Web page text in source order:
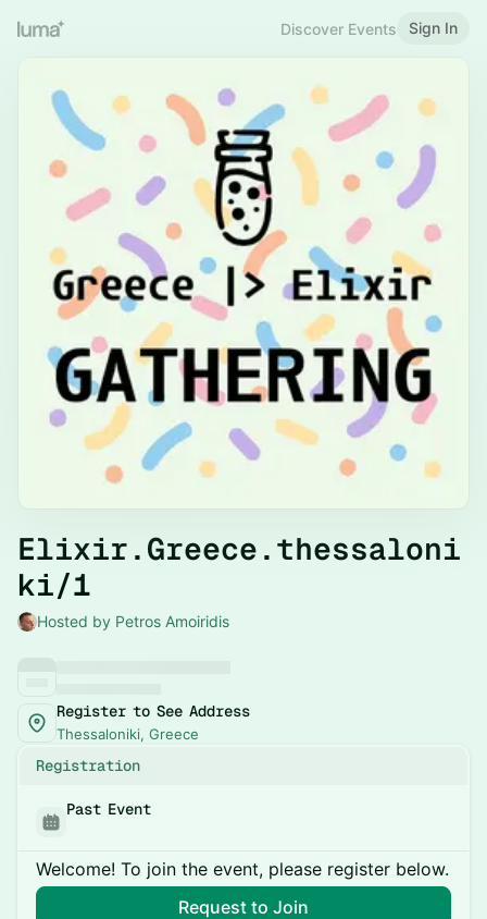
Discover Events Sign In
Elixir.Greece.thessaloni
ki/1
Hosted by Petros Amoiridis
Register to See Address
Thessaloniki, Greece
Registration
Past Event
Welcome! To join the event, please register below.
Request to Join